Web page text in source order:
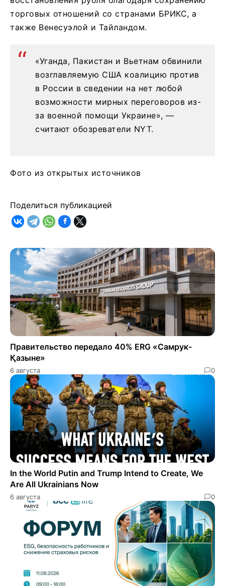
торговых отношений со странами БРИКС, а
также Венесуэлой и Тайландом.
«Уганда, Пакистан и Вьетнам обвинили
возглавляемую США коалицию против
в России в сведении на нет любой
возможности мирных переговоров из-
за военной помощи Украине», —
считают обозреватели NYT.
Фото из открытых источников
Поделиться публикацией
Правительство передало 40% ERG «Самрук-
Қазыне»
6 августа 0
In the World Putin and Trump Intend to Create, We
Are All Ukrainians Now
6 августа 0